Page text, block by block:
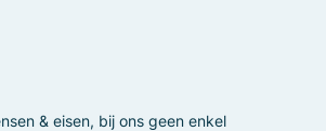
& eisen, bij ons geen enkel